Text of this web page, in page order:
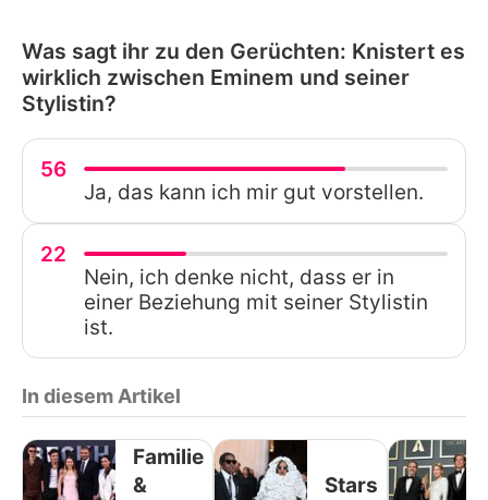
Was sagt ihr zu den Gerüchten: Knistert es
wirklich zwischen Eminem und seiner
Stylistin?
56
Ja, das kann ich mir gut vorstellen.
22
Nein, ich denke nicht, dass er in
einer Beziehung mit seiner Stylistin
ist.
In diesem Artikel
Familie
&
Stars